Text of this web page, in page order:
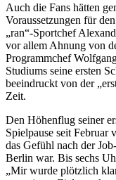
Auch die Fans hätten
Voraussetzungen für
„ran“-Sportchef
vor allem Ahnung von
Programmchef
Studiums seine ersten
beeindruckt von der
Zeit.
Den Höhenflug seiner
Spielpause seit Februar
das Gefühl nach der
Berlin war. Bis sechs
„Mir wurde plötzlich